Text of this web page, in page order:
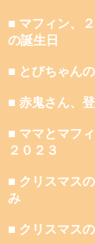
■ マフィン、
の誕生日
■ とびちゃん
■ 赤鬼さん、
■ ママとマフ
２０２３
■ クリスマス
み
■ クリスマス